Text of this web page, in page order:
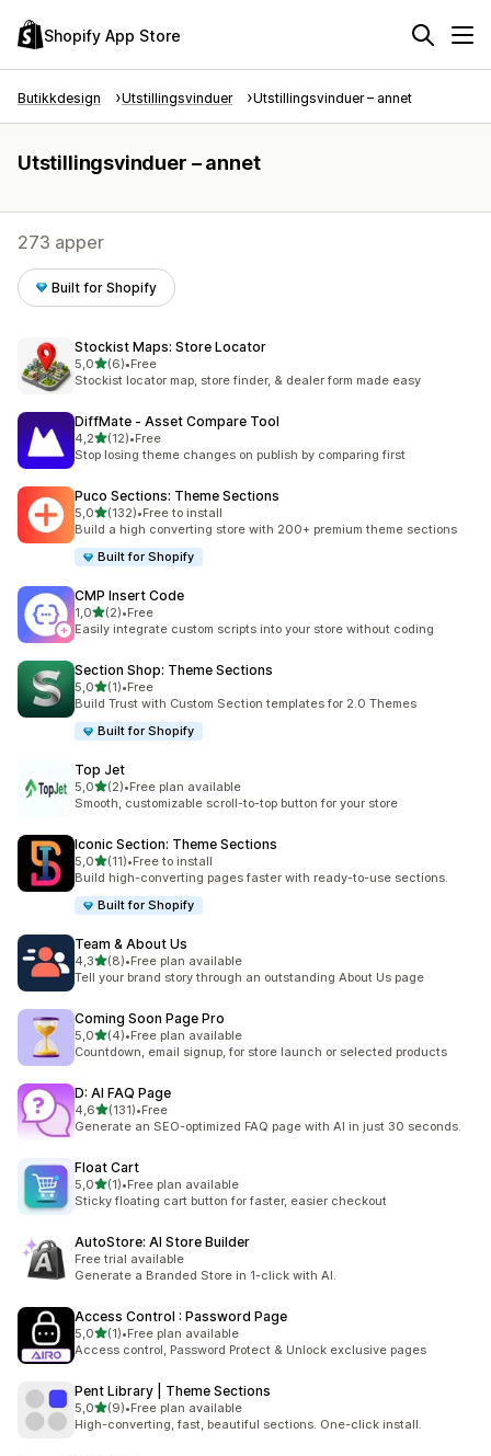
Shopify App Store
Butikkdesign Utstillingsvinduer Utstillingsvinduer – annet
Utstillingsvinduer – annet
273 apper
Built for Shopify
Stockist Maps: Store Locator
5,0av 5 stjerner
(6)
Totalt 6 omtaler
•Free
Stockist locator map, store finder, & dealer form made easy
DiffMate ‑ Asset Compare Tool
4,2av 5 stjerner
(12)
Totalt 12 omtaler
•Free
Stop losing theme changes on publish by comparing first
Puco Sections: Theme Sections
5,0av 5 stjerner
(132)
Totalt 132 omtaler
•Free to install
Build a high converting store with 200+ premium theme sections
Built for Shopify
CMP Insert Code
1,0av 5 stjerner
(2)
Totalt 2 omtaler
•Free
Easily integrate custom scripts into your store without coding
Section Shop: Theme Sections
5,0av 5 stjerner
(1)
Totalt 1 omtaler
•Free
Build Trust with Custom Section templates for 2.0 Themes
Built for Shopify
Top Jet
5,0av 5 stjerner
(2)
Totalt 2 omtaler
•Free plan available
Smooth, customizable scroll-to-top button for your store
Iconic Section: Theme Sections
5,0av 5 stjerner
(11)
Totalt 11 omtaler
•Free to install
Build high-converting pages faster with ready-to-use sections.
Built for Shopify
Team & About Us
4,3av 5 stjerner
(8)
Totalt 8 omtaler
•Free plan available
Tell your brand story through an outstanding About Us page
Coming Soon Page Pro
5,0av 5 stjerner
(4)
Totalt 4 omtaler
•Free plan available
Countdown, email signup, for store launch or selected products
D: AI FAQ Page
4,6av 5 stjerner
(131)
Totalt 131 omtaler
•Free
Generate an SEO-optimized FAQ page with AI in just 30 seconds.
Float Cart
5,0av 5 stjerner
(1)
Totalt 1 omtaler
•Free plan available
Sticky floating cart button for faster, easier checkout
AutoStore: AI Store Builder
Free trial available
Generate a Branded Store in 1-click with AI.
Access Control : Password Page
5,0av 5 stjerner
(1)
Totalt 1 omtaler
•Free plan available
Access control, Password Protect & Unlock exclusive pages
Pent Library | Theme Sections
5,0av 5 stjerner
(9)
Totalt 9 omtaler
•Free plan available
High-converting, fast, beautiful sections. One-click install.